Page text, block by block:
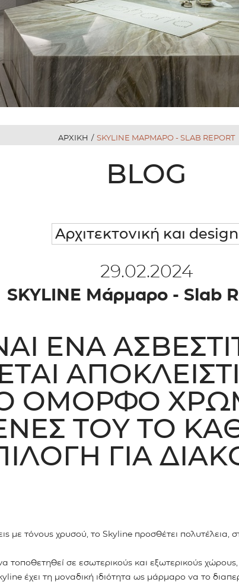
ΑΡΧΙΚΗ / SKYLINE ΜΑΡΜΑΡΟ - SLAB REPORT
BLOG
Αρχιτεκτονική και design
29.02.2024
SKYLINE Μάρμαρο - Slab
ΈΝΑ
ΌΜΟΡΦΟ
ΤΟΥ ΤΟ
ΓΙΑ
με τόνους χρυσού, το Skyline προσθέτει
τοποθετηθεί σε εσωτερικούς και εξωτερικούς
έχει τη μοναδική ιδιότητα ως μάρμαρο να το